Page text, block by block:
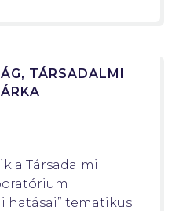
TÁRSADALMI
a Társadalmi
hatásai” tematikus